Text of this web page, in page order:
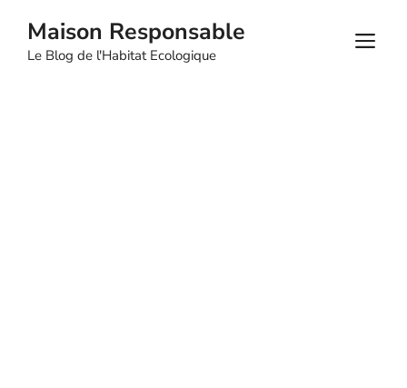
contenu
Maison Responsable
Le Blog de l'Habitat Ecologique